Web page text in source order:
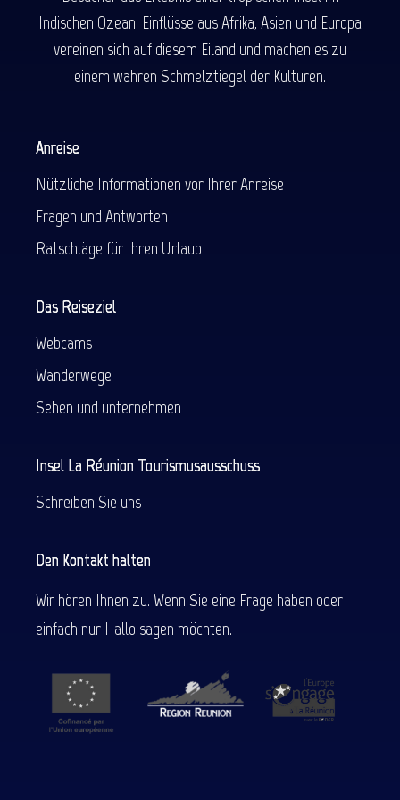
Indischen Ozean. Einflüsse aus Afrika, Asien und Europa
vereinen sich auf diesem Eiland und machen es zu
einem wahren Schmelztiegel der Kulturen.
Anreise
Nützliche Informationen vor Ihrer Anreise
Fragen und Antworten
Ratschläge für Ihren Urlaub
Das Reiseziel
Webcams
Wanderwege
Sehen und unternehmen
Insel La Réunion Tourismusausschuss
Schreiben Sie uns
Den Kontakt halten
Wir hören Ihnen zu. Wenn Sie eine Frage haben oder
einfach nur Hallo sagen möchten.